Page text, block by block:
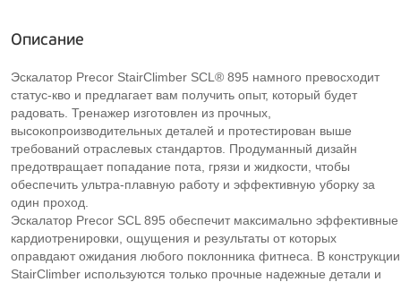
Описание
Эскалатор Precor StairClimber SCL® 895 намного превосходит
статус-кво и предлагает вам получить опыт, который будет
радовать. Тренажер изготовлен из прочных,
высокопроизводительных деталей и протестирован выше
требований отраслевых стандартов. Продуманный дизайн
предотвращает попадание пота, грязи и жидкости, чтобы
обеспечить ультра-плавную работу и эффективную уборку за
один проход.
Эскалатор Precor SCL 895 обеспечит максимально эффективные
кардиотренировки, ощущения и результаты от которых
оправдают ожидания любого поклонника фитнеса. В конструкции
StairClimber используются только прочные надежные детали и